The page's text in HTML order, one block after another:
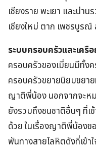
เชียงราย พะเยา และน่า
เชียงใหม่ ตาก เพชรบูรณ์
ระบบครอบครัวและเครื
ครอบครัวของเมี่ยนมีทั้งค
ครอบครัวขยายนิยมขยาย
ญาติพี่น้อง นอกจากจะห
ยังรวมถึงชนชาติอื่นๆ ที่เ
ด้วย ในเรื่องญาติพี่น้องข
พันทางสายโลหิตดังที่เข้